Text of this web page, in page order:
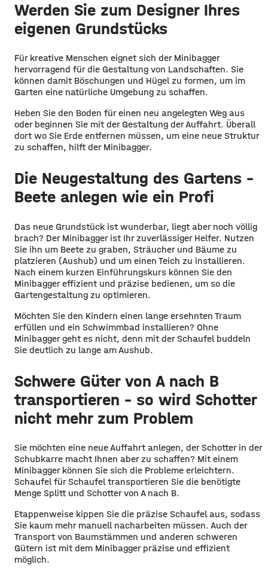
Werden Sie zum Designer Ihres
eigenen Grundstücks
Für kreative Menschen eignet sich der Minibagger
hervorragend für die Gestaltung von Landschaften. Sie
können damit Böschungen und Hügel zu formen, um im
Garten eine natürliche Umgebung zu schaffen.
Heben Sie den Boden für einen neu angelegten Weg aus
oder beginnen Sie mit der Gestaltung der Auffahrt. Überall
dort wo Sie Erde entfernen müssen, um eine neue Struktur
zu schaffen, hilft der Minibagger.
Die Neugestaltung des Gartens –
Beete anlegen wie ein Profi
Das neue Grundstück ist wunderbar, liegt aber noch völlig
brach? Der Minibagger ist Ihr zuverlässiger Helfer. Nutzen
Sie ihn um Beete zu graben, Sträucher und Bäume zu
platzieren (Aushub) und um einen Teich zu installieren.
Nach einem kurzen Einführungskurs können Sie den
Minibagger effizient und präzise bedienen, um so die
Gartengestaltung zu optimieren.
Möchten Sie den Kindern einen lange ersehnten Traum
erfüllen und ein Schwimmbad installieren? Ohne
Minibagger geht es nicht, denn mit der Schaufel buddeln
Sie deutlich zu lange am Aushub.
Schwere Güter von A nach B
transportieren – so wird Schotter
nicht mehr zum Problem
Sie möchten eine neue Auffahrt anlegen, der Schotter in der
Schubkarre macht Ihnen aber zu schaffen? Mit einem
Minibagger können Sie sich die Probleme erleichtern.
Schaufel für Schaufel transportieren Sie die benötigte
Menge Splitt und Schotter von A nach B.
Etappenweise kippen Sie die präzise Schaufel aus, sodass
Sie kaum mehr manuell nacharbeiten müssen. Auch der
Transport von Baumstämmen und anderen schweren
Gütern ist mit dem Minibagger präzise und effizient
möglich.